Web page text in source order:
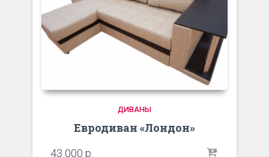
ДИВАНЫ
Евродиван «Лондон»
43 000 р.